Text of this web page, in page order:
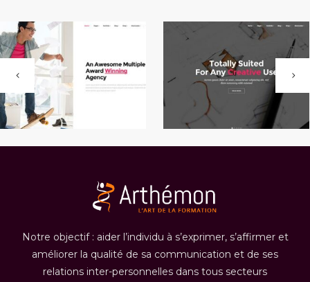
Notre objectif : aider l’individu à s’exprimer, s’affirmer et
améliorer la qualité de sa communication et de ses
relations inter-personnelles dans tous secteurs